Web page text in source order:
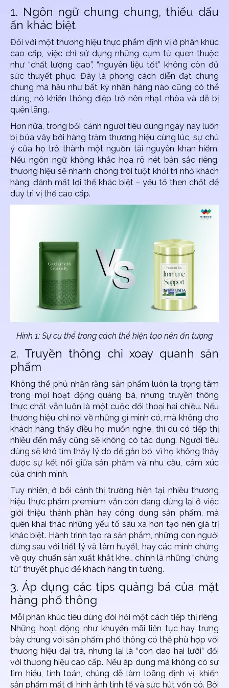
1. Ngôn ngữ chung chung, thiếu dấu
ấn khác biệt
Đối với một thương hiệu thực phẩm định vị ở phân khúc
cao cấp, việc chỉ sử dụng những cụm từ quen thuộc
như “chất lượng cao”, “nguyên liệu tốt” không còn đủ
sức thuyết phục. Đây là phong cách diễn đạt chung
chung mà hầu như bất kỳ nhãn hàng nào cũng có thể
dùng, nó khiến thông điệp trở nên nhạt nhòa và dễ bị
quên lãng.
Hơn nữa, trong bối cảnh người tiêu dùng ngày nay luôn
bị bủa vây bởi hàng trăm thương hiệu cùng lúc, sự chú
ý của họ trở thành một nguồn tài nguyên khan hiếm.
Nếu ngôn ngữ không khắc họa rõ nét bản sắc riêng,
thương hiệu sẽ nhanh chóng trôi tuột khỏi trí nhớ khách
hàng, đánh mất lợi thế khác biệt – yếu tố then chốt để
duy trì vị thế cao cấp.
Hình 1: Sự cụ thể trong cách thể hiện tạo nên ấn tượng
2. Truyền thông chỉ xoay quanh sản
phẩm
Không thể phủ nhận rằng sản phẩm luôn là trọng tâm
trong mọi hoạt động quảng bá, nhưng truyền thông
thực chất vẫn luôn là một cuộc đối thoại hai chiều. Nếu
thương hiệu chỉ nói về những gì mình có, mà không cho
khách hàng thấy điều họ muốn nghe, thì dù có tiếp thị
nhiều đến mấy cũng sẽ không có tác dụng. Người tiêu
dùng sẽ khó tìm thấy lý do để gắn bó, vì họ không thấy
được sự kết nối giữa sản phẩm và nhu cầu, cảm xúc
của chính mình.
Tuy nhiên, ở bối cảnh thị trường hiện tại, nhiều thương
hiệu thực phẩm premium vẫn còn đang dừng lại ở việc
giới thiệu thành phần hay công dụng sản phẩm, mà
quên khai thác những yếu tố sâu xa hơn tạo nên giá trị
khác biệt. Hành trình tạo ra sản phẩm, những con người
đứng sau với triết lý và tâm huyết, hay các minh chứng
về quy chuẩn sản xuất khắt khe… chính là những “chứng
từ” thuyết phục để khách hàng tin tưởng.
3. Áp dụng các tips quảng bá của mặt
hàng phổ thông
Mỗi phân khúc tiêu dùng đòi hỏi một cách tiếp thị riêng.
Những hoạt động như khuyến mãi liên tục hay trưng
bày chung với sản phẩm phổ thông có thể phù hợp với
thương hiệu đại trà, nhưng lại là “con dao hai lưỡi” đối
với thương hiệu cao cấp. Nếu áp dụng mà không có sự
tìm hiểu, tính toán, chúng dễ làm loãng định vị, khiến
sản phẩm mất đi hình ảnh tinh tế và sức hút vốn có. Bởi